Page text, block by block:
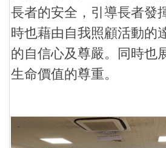
長者的安全，引導長者發
時也藉由自我照顧活動的
的自信心及尊嚴。同時也
生命價值的尊重。